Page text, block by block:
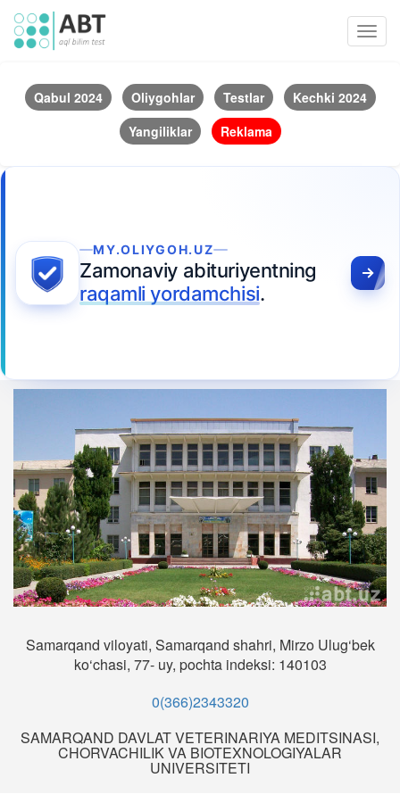
Qabul 2024 Oliygohlar Testlar
Kechki 2024
Yangiliklar
Reklama
MY.OLIYGOH.UZ
Zamonaviy abituriyentning
raqamli yordamchisi.
Samarqand viloyati, Samarqand shahri, Mirzo Ulug‘bek
ko‘chasi, 77- uy, pochta indeksi: 140103
0(366)2343320
SAMARQAND DAVLAT VETERINARIYA MEDITSINASI,
CHORVACHILIK VA BIOTEXNOLOGIYALAR
UNIVERSITETI